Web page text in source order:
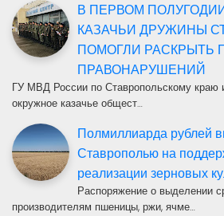
В ПЕРВОМ ПОЛУГОДИИ
КАЗАЧЬИ ДРУЖИНЫ
ПОМОГЛИ РАСКРЫТЬ
ПРАВОНАРУШЕНИЙ
ГУ МВД России по Ставропольскому краю
окружное казачье общест…
Полмиллиарда рублей
Ставрополью на
реализации зерновых
Распоряжение о выделении
производителям пшеницы, ржи, ячме…